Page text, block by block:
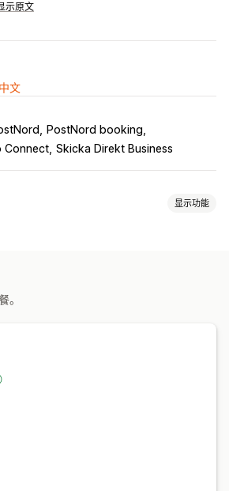
示原文
文
PostNord booking
Connect Skicka Direkt Business
显示功能
。